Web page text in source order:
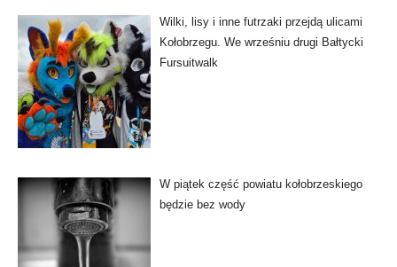
Wilki, lisy i inne futrzaki przejdą ulicami
Kołobrzegu. We wrześniu drugi Bałtycki
Fursuitwalk
W piątek część powiatu kołobrzeskiego
będzie bez wody